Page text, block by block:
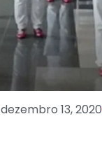
dezembro 13, 2020